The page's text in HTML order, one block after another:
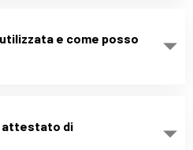
e come posso
attestato di